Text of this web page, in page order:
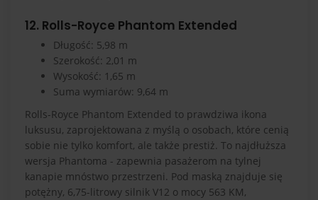
12. Rolls-Royce Phantom Extended
Długość: 5,98 m
Szerokość: 2,01 m
Wysokość: 1,65 m
Suma wymiarów: 9,64 m
Rolls-Royce Phantom Extended to prawdziwa ikona
luksusu, zaprojektowana z myślą o osobach, które cenią
sobie nie tylko komfort, ale także prestiż. To najdłuższa
wersja Phantoma - zapewnia pasażerom na tylnej
kanapie mnóstwo przestrzeni. Pod maską znajduje się
potężny, 6,75-litrowy silnik V12 o mocy 563 KM,